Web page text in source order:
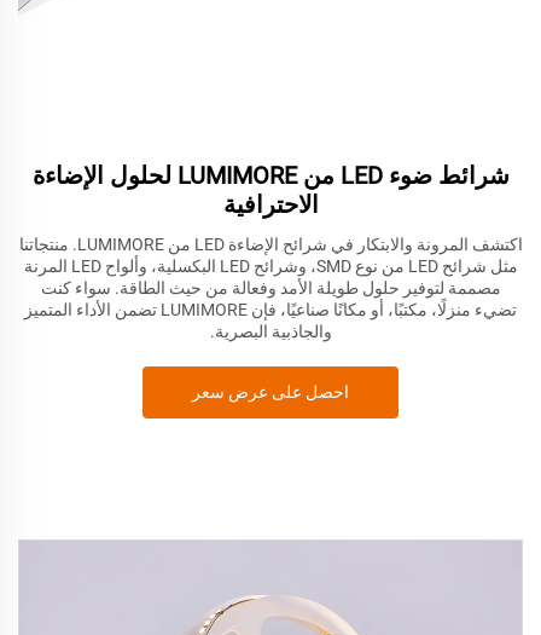
شرائط ضوء LED من LUMIMORE لحلول الإضاءة
الاحترافية
اكتشف المرونة والابتكار في شرائح الإضاءة LED من LUMIMORE. منتجاتنا
مثل شرائح LED من نوع SMD، وشرائح LED البكسلية، وألواح LED المرنة
مصممة لتوفير حلول طويلة الأمد وفعالة من حيث الطاقة. سواء كنت
تضيء منزلًا، مكتبًا، أو مكانًا صناعيًا، فإن LUMIMORE تضمن الأداء المتميز
والجاذبية البصرية.
احصل على عرض سعر